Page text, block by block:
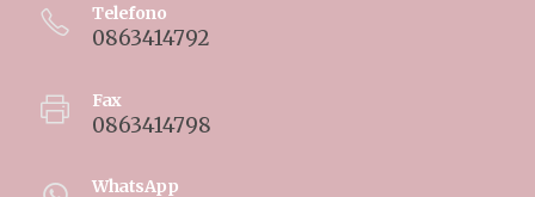
Telefono
0863414792
Fax
0863414798
WhatsApp